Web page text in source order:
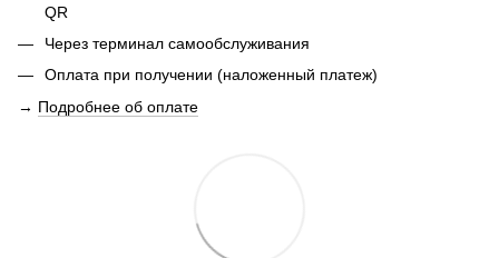
QR
Через терминал самообслуживания
Оплата при получении (наложенный платеж)
→ Подробнее об оплате